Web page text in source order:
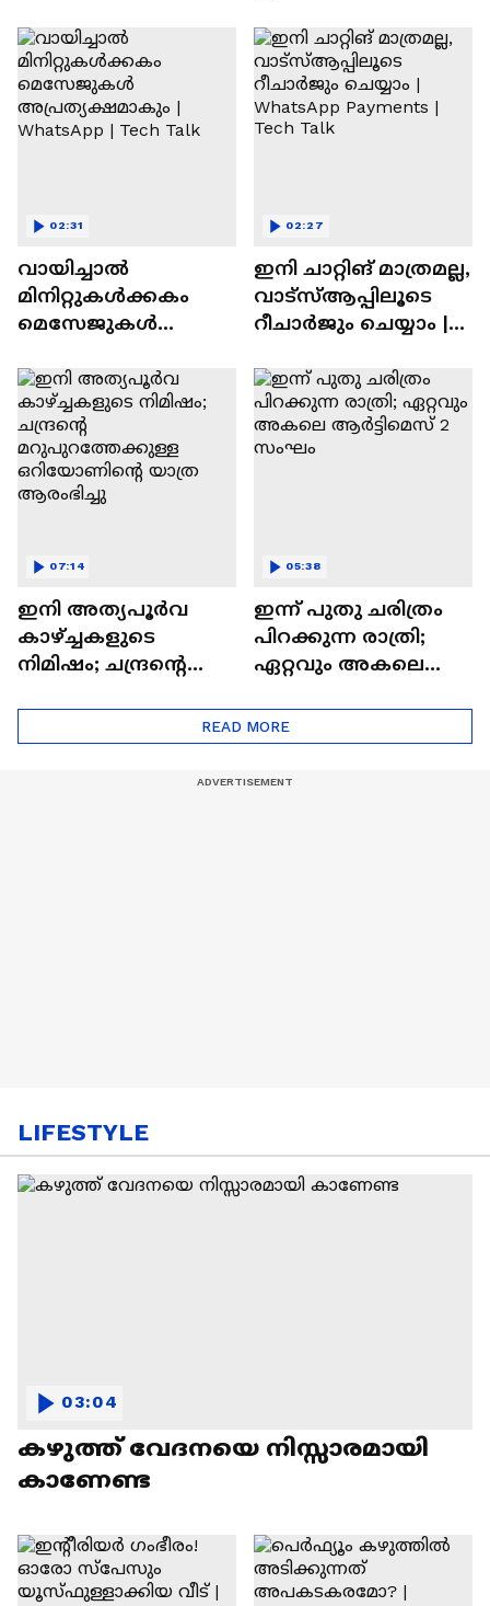
വായിച്ചാൽ
മിനിറ്റുകൾക്കകം
മെസേജുകള്‍
WhatsApp | Tech Talk
02:31
ഇനി ചാറ്റിങ് മാത്രമല്ല,
വാട്‌സ്‌ആപ്പിലൂടെ
റീചാർജും ചെയ്യാം |
Tech Talk
02:27
ഇനി അത്യപൂര്‍വ
കാഴ്ച്ചകളുടെ
നിമിഷം; ചന്ദ്രന്റെ
ഒറിയോണിന്റെ യാത്ര
ആരംഭിച്ചു
07:14
ഇന്ന് പുതു ചരിത്രം
പിറക്കുന്ന രാത്രി;
ഏറ്റവും അകലെ
05:38
READ MORE
LIFESTYLE
കഴുത്ത് വേദനയെ നിസ്സാരമായി
കാണേണ്ട
03:04